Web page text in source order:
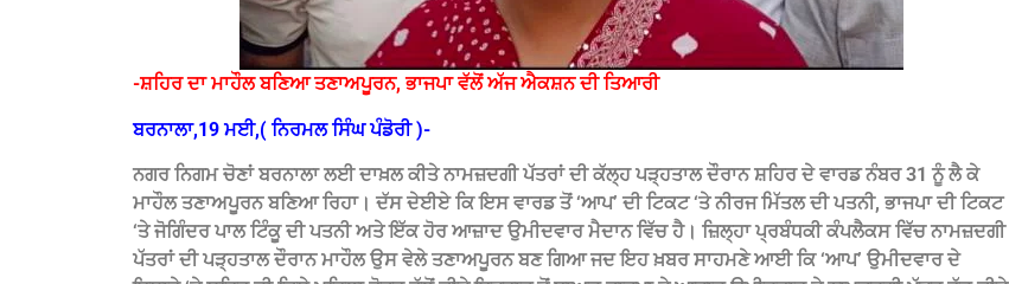
-ਸ਼ਹਿਰ ਦਾ ਮਾਹੌਲ ਬਣਿਆ ਤਣਾਅਪੂਰਨ, ਭਾਜਪਾ ਵੱਲੋਂ ਅੱਜ ਐਕਸ਼ਨ ਦੀ ਤਿਆਰੀ
ਬਰਨਾਲਾ,19 ਮਈ,( ਨਿਰਮਲ ਸਿੰਘ ਪੰਡੋਰੀ )-
ਨਗਰ ਨਿਗਮ ਚੋਣਾਂ ਬਰਨਾਲਾ ਲਈ ਦਾਖ਼ਲ ਕੀਤੇ ਨਾਮਜ਼ਦਗੀ ਪੱਤਰਾਂ ਦੀ ਕੱਲ੍ਹ ਪੜ੍ਹਤਾਲ ਦੌਰਾਨ ਸ਼ਹਿਰ ਦੇ ਵਾਰਡ ਨੰਬਰ 31 ਨੂੰ ਲੈ ਕੇ
ਮਾਹੌਲ ਤਣਾਅਪੂਰਨ ਬਣਿਆ ਰਿਹਾ। ਦੱਸ ਦੇਈਏ ਕਿ ਇਸ ਵਾਰਡ ਤੋਂ ‘ਆਪ’ ਦੀ ਟਿਕਟ ‘ਤੇ ਨੀਰਜ ਮਿੱਤਲ ਦੀ ਪਤਨੀ, ਭਾਜਪਾ ਦੀ ਟਿਕਟ
‘ਤੇ ਜੋਗਿੰਦਰ ਪਾਲ ਟਿੰਕੂ ਦੀ ਪਤਨੀ ਅਤੇ ਇੱਕ ਹੋਰ ਆਜ਼ਾਦ ਉਮੀਦਵਾਰ ਮੈਦਾਨ ਵਿੱਚ ਹੈ। ਜ਼ਿਲ੍ਹਾ ਪ੍ਰਬੰਧਕੀ ਕੰਪਲੈਕਸ ਵਿੱਚ ਨਾਮਜ਼ਦਗੀ
ਪੱਤਰਾਂ ਦੀ ਪੜ੍ਹਤਾਲ ਦੌਰਾਨ ਮਾਹੌਲ ਉਸ ਵੇਲੇ ਤਣਾਅਪੂਰਨ ਬਣ ਗਿਆ ਜਦ ਇਹ ਖ਼ਬਰ ਸਾਹਮਣੇ ਆਈ ਕਿ ‘ਆਪ’ ਉਮੀਦਵਾਰ ਦੇ